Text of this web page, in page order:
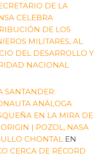
DE LA
CELEBRA
DE LOS
MILITARES, AL
DEL DESARROLLO Y
NACIONAL
SANTANDER:
ANÁLOGA
EN LA MIRA DE
| POZOL, NASA
CHONTAL EN
CERCA DE RÉCORD